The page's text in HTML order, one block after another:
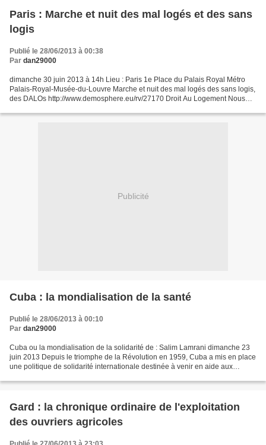
Paris : Marche et nuit des mal logés et des sans
logis
Publié le 28/06/2013 à 00:38
Par dan29000
dimanche 30 juin 2013 à 14h Lieu : Paris 1e Place du Palais Royal Métro
Palais-Royal-Musée-du-Louvre Marche et nuit des mal logés des sans logis,
des DALOs http://www.demosphere.eu/rv/27170 Droit Au Logement Nous
Publicité
Cuba : la mondialisation de la santé
Publié le 28/06/2013 à 00:10
Par dan29000
Cuba ou la mondialisation de la solidarité de : Salim Lamrani dimanche 23
juin 2013 Depuis le triomphe de la Révolution en 1959, Cuba a mis en place
une politique de solidarité internationale destinée à venir en aide aux
Gard : la chronique ordinaire de l'exploitation
des ouvriers agricoles